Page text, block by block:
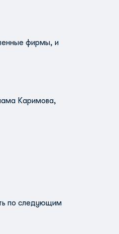
фирмы, и
Каримова,
по следующим